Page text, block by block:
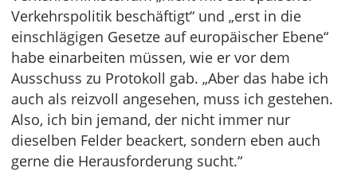
Verkehrspolitik beschäftigt“ und „erst in die
einschlägigen Gesetze auf europäischer Ebene“
habe einarbeiten müssen, wie er vor dem
Ausschuss zu Protokoll gab. „Aber das habe ich
auch als reizvoll angesehen, muss ich gestehen.
Also, ich bin jemand, der nicht immer nur
dieselben Felder beackert, sondern eben auch
gerne die Herausforderung sucht.“